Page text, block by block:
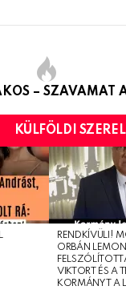
– SZAVAMAT
KÜLFÖLDI
RENDKÍVÜLI!
ORBÁN
VIKTORT ÉS A
KORMÁNYT A